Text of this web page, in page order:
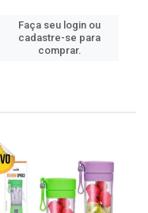
Faça seu login ou
cadastre-se para
comprar.